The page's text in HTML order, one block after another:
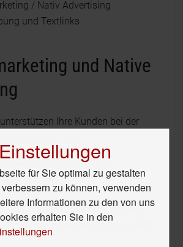
/ Nativ Advertising
und Textlinks
und Native
Ihre Kunden bei der
Plattform mit Zugang zur
Kunden.
professionellen Partner, der die
zielgruppengerecht präsentiert.
für Sie optimal zu gestalten
zu können, verwenden
Informationen zu den von uns
erhalten Sie in den